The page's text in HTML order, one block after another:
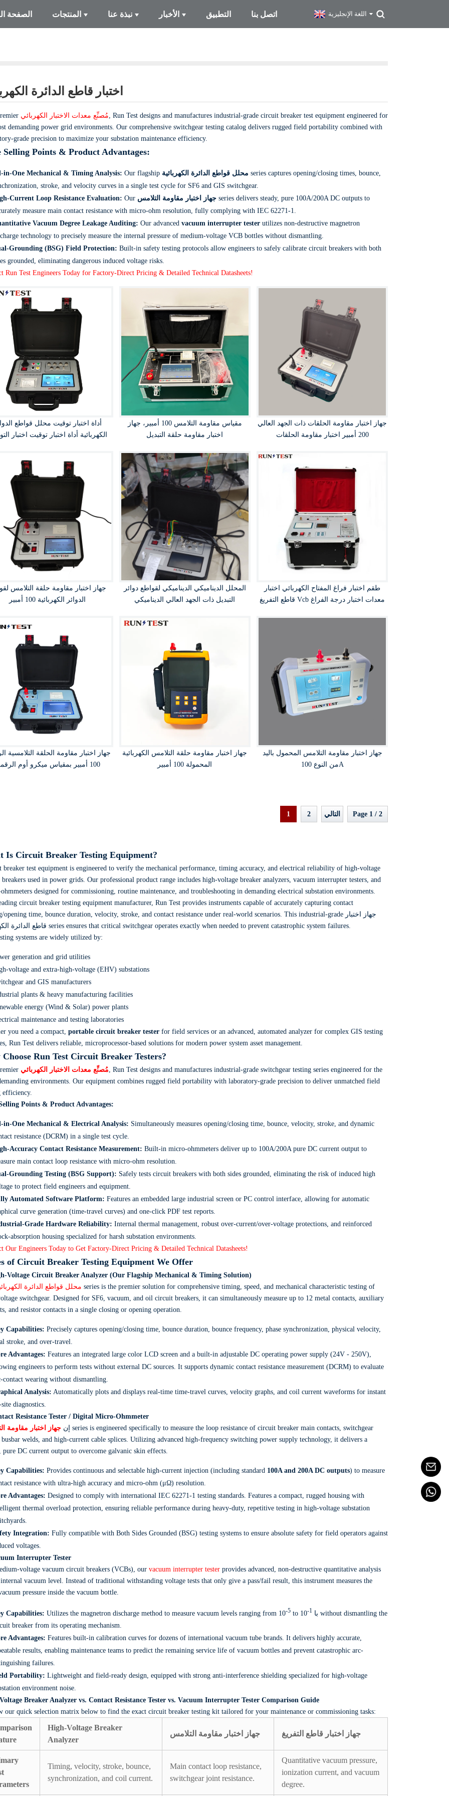
الصفحة المنتجات نبذة عنا الأخبار التطبيق اتصل بنا اللغة الإنجليزية
اختبار قاطع الدائرة
مُصنِّع معدات الاختبار الكهربائي, Run Test designs and manufactures industrial-grade circuit breaker test equipment engineered for
demanding power grid environments. Our comprehensive switchgear testing catalog delivers rugged field portability combined with
grade precision to maximize your substation maintenance efficiency.
Selling Points & Product Advantages:
in-One Mechanical & Timing Analysis: Our flagship محلل قواطع الدائرة الكهربائية series captures opening/closing times, bounce,
stroke, and velocity curves in a single test cycle for SF6 and GIS switchgear.
Current Loop Resistance Evaluation: Our جهاز اختبار مقاومة التلامس series delivers steady, pure 100A/200A DC outputs to
measure main contact resistance with micro-ohm resolution, fully complying with IEC 62271-1.
Vacuum Degree Leakage Auditing: Our advanced vacuum interrupter tester utilizes non-destructive magnetron
technology to precisely measure the internal pressure of medium-voltage VCB bottles without dismantling.
Grounding (BSG) Field Protection: Built-in safety testing protocols allow engineers to safely calibrate circuit breakers with both
grounded, eliminating dangerous induced voltage risks.
Run Test Engineers Today for Factory-Direct Pricing & Detailed Technical Datasheets!
أداة اختبار توقيت محلل قواطع
الكهربائية أداة اختبار توقيت اختبار
مقياس مقاومة التلامس 100 أمبير، جهاز
اختبار مقاومة حلقة التبديل
جهاز اختبار مقاومة الحلقات ذات الجهد العالي
200 أمبير اختبار مقاومة الحلقات
جهاز اختبار مقاومة حلقة التلامس
الدوائر الكهربائية 100 أمبير
المحلل الديناميكي الديناميكي لقواطع دوائر
التبديل ذات الجهد العالي الديناميكي
طقم اختبار فراغ المفتاح الكهربائي اختبار
قاطع التفريغ Vcb معدات اختبار درجة الفراغ
جهاز اختبار مقاومة الحلقة التلامسية
100 أمبير بمقياس ميكرو أوم الرقمي
جهاز اختبار مقاومة حلقة التلامس الكهربائية
المحمولة 100 أمبير
جهاز اختبار مقاومة التلامس المحمول باليد
من النوع 100A
1 2 التالي Page 1 / 2
Is Circuit Breaker Testing Equipment?
breaker test equipment is engineered to verify the mechanical performance, timing accuracy, and electrical reliability of high-voltage
used in power grids. Our professional product range includes high-voltage breaker analyzers, vacuum interrupter testers, and
designed for commissioning, routine maintenance, and troubleshooting in demanding electrical substation environments.
circuit breaker testing equipment manufacturer, Run Test provides instruments capable of accurately capturing contact
opening time, bounce duration, velocity, stroke, and contact resistance under real-world scenarios. This industrial-grade جهاز اختبار
قاطع الدائرة series ensures that critical switchgear operates exactly when needed to prevent catastrophic system failures.
systems are widely utilized by:
generation and grid utilities
voltage and extra-high-voltage (EHV) substations
and GIS manufacturers
plants & heavy manufacturing facilities
energy (Wind & Solar) power plants
maintenance and testing laboratories
you need a compact, portable circuit breaker tester for field services or an advanced, automated analyzer for complex GIS testing
Run Test delivers reliable, microprocessor-based solutions for modern power system asset management.
Run Test Circuit Breaker Testers?
مُصنِّع معدات الاختبار الكهربائي Run Test designs and manufactures industrial-grade switchgear testing series engineered for the
environments. Our equipment combines rugged field portability with laboratory-grade precision to deliver unmatched field
efficiency.
Points & Product Advantages:
in-One Mechanical & Electrical Analysis: Simultaneously measures opening/closing time, bounce, velocity, stroke, and dynamic
resistance (DCRM) in a single test cycle.
Accuracy Contact Resistance Measurement: Built-in micro-ohmmeters deliver up to 100A/200A pure DC current output to
main contact loop resistance with micro-ohm resolution.
Grounding Testing (BSG Support): Safely tests circuit breakers with both sides grounded, eliminating the risk of induced high
to protect field engineers and equipment.
Automated Software Platform: Features an embedded large industrial screen or PC control interface, allowing for automatic
curve generation (time-travel curves) and one-click PDF test reports.
Grade Hardware Reliability: Internal thermal management, robust over-current/over-voltage protections, and reinforced
absorption housing specialized for harsh substation environments.
Our Engineers Today to Get Factory-Direct Pricing & Detailed Technical Datasheets!
of Circuit Breaker Testing Equipment We Offer
Voltage Circuit Breaker Analyzer (Our Flagship Mechanical & Timing Solution)
محلل قواطع الدائرة series is the premier solution for comprehensive timing, speed, and mechanical characteristic testing of
switchgear. Designed for SF6, vacuum, and oil circuit breakers, it can simultaneously measure up to 12 metal contacts, auxiliary
and resistor contacts in a single closing or opening operation.
Capabilities: Precisely captures opening/closing time, bounce duration, bounce frequency, phase synchronization, physical velocity,
stroke, and over-travel.
Advantages: Features an integrated large color LCD screen and a built-in adjustable DC operating power supply (24V - 250V),
engineers to perform tests without external DC sources. It supports dynamic contact resistance measurement (DCRM) to evaluate
contact wearing without dismantling.
Analysis: Automatically plots and displays real-time time-travel curves, velocity graphs, and coil current waveforms for instant
diagnostics.
Resistance Tester / Digital Micro-Ohmmeter
إن جهاز اختبار مقاومة series is engineered specifically to measure the loop resistance of circuit breaker main contacts, switchgear
busbar welds, and high-current cable splices. Utilizing advanced high-frequency switching power supply technology, it delivers a
pure DC current output to overcome galvanic skin effects.
Capabilities: Provides continuous and selectable high-current injection (including standard 100A and 200A DC outputs) to measure
resistance with ultra-high accuracy and micro-ohm (μΩ) resolution.
Advantages: Designed to comply with international IEC 62271-1 testing standards. Features a compact, rugged housing with
thermal overload protection, ensuring reliable performance during heavy-duty, repetitive testing in high-voltage substation
Integration: Fully compatible with Both Sides Grounded (BSG) testing systems to ensure absolute safety for field operators against
voltages.
Interrupter Tester
voltage vacuum circuit breakers (VCBs), our vacuum interrupter tester provides advanced, non-destructive quantitative analysis
vacuum level. Instead of traditional withstanding voltage tests that only give a pass/fail result, this instrument measures the
pressure inside the vacuum bottle.
Capabilities: Utilizes the magnetron discharge method to measure vacuum levels ranging from 10-5 to 10-1
without dismantling the
breaker from its operating mechanism.
Advantages: Features built-in calibration curves for dozens of international vacuum tube brands. It delivers highly accurate,
results, enabling maintenance teams to predict the remaining service life of vacuum bottles and prevent catastrophic arc-
failures.
Portability: Lightweight and field-ready design, equipped with strong anti-interference shielding specialized for high-voltage
environment noise.
Breaker Analyzer vs. Contact Resistance Tester vs. Vacuum Interrupter Tester Comparison Guide
our quick selection matrix below to find the exact circuit breaker testing kit tailored for your maintenance or commissioning tasks:
High-Voltage Breaker
Analyzer
جهاز اختبار مقاومة التلامس جهاز اختبار قاطع التفريغ
Timing, velocity, stroke, bounce,
synchronization, and coil current.
Main contact loop resistance,
switchgear joint resistance.
Quantitative vacuum pressure,
ionization current, and vacuum
degree.